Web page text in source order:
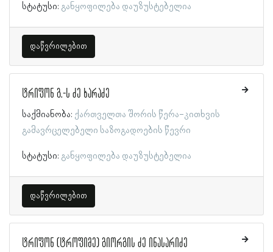
სტატუსი: განყოფილება დაუზუსტებელია
დაწვრილებით
ტრიფონ გ.-ს ძე ხარაძე
საქმიანობა: ქართველთა შორის წერა-კითხვის
გამავრცელებელი საზოგადოების წევრი
სტატუსი: განყოფილება დაუზუსტებელია
დაწვრილებით
ტრიფონ (ტროფიმე) გიორგის ძე ინასარიძე